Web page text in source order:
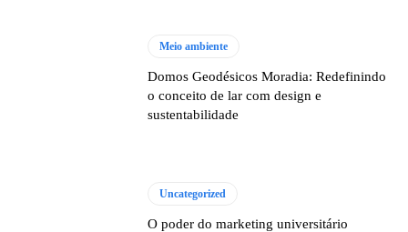
Meio ambiente
Domos Geodésicos Moradia: Redefinindo
o conceito de lar com design e
sustentabilidade
Uncategorized
O poder do marketing universitário